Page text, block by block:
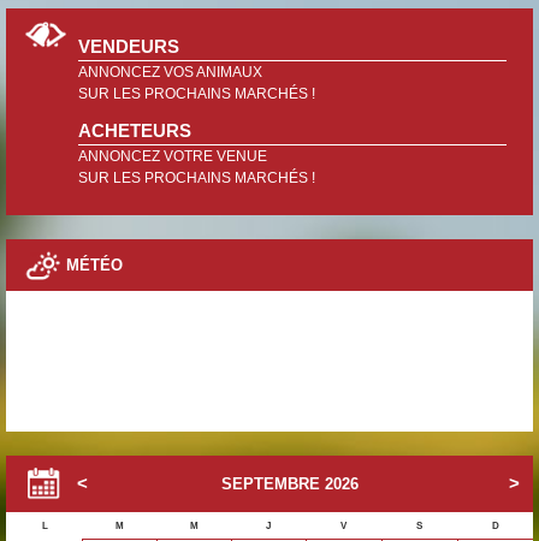
VENDEURS
ANNONCEZ VOS ANIMAUX
SUR LES PROCHAINS MARCHÉS !
ACHETEURS
ANNONCEZ VOTRE VENUE
SUR LES PROCHAINS MARCHÉS !
MÉTÉO
SEPTEMBRE 2026
L M M J V S
D